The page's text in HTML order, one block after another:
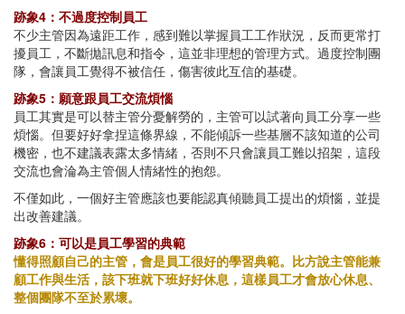
跡象4：不過度控制員工
不少主管因為遠距工作，感到難以掌握員工工作狀況，反而更常打
擾員工，不斷拋訊息和指令，這並非理想的管理方式。過度控制團
隊，會讓員工覺得不被信任，傷害彼此互信的基礎。
跡象5：願意跟員工交流煩惱
員工其實是可以替主管分憂解勞的，主管可以試著向員工分享一些
煩惱。但要好好拿捏這條界線，不能傾訴一些基層不該知道的公司
機密，也不建議表露太多情緒，否則不只會讓員工難以招架，這段
交流也會淪為主管個人情緒性的抱怨。
不僅如此，一個好主管應該也要能認真傾聽員工提出的煩惱，並提
出改善建議。
跡象6：可以是員工學習的典範
懂得照顧自己的主管，會是員工很好的學習典範。比方說主管能兼
顧工作與生活，該下班就下班好好休息，這樣員工才會放心休息、
整個團隊不至於累壞。